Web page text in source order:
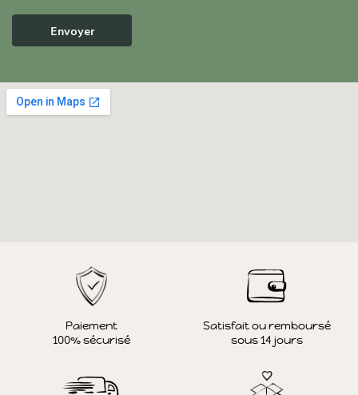
Paiement
100% sécurisé
Satisfait ou remboursé
sous 14 jours